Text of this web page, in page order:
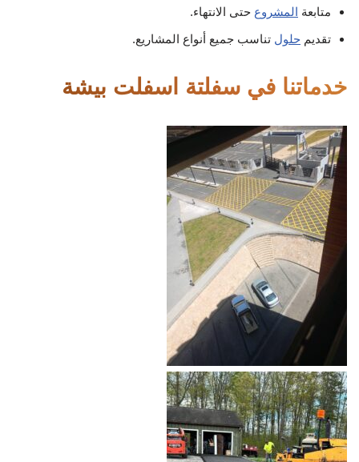
متابعة المشروع حتى الانتهاء.
تقديم حلول تناسب جميع أنواع المشاريع.
خدماتنا في سفلتة اسفلت بيشة